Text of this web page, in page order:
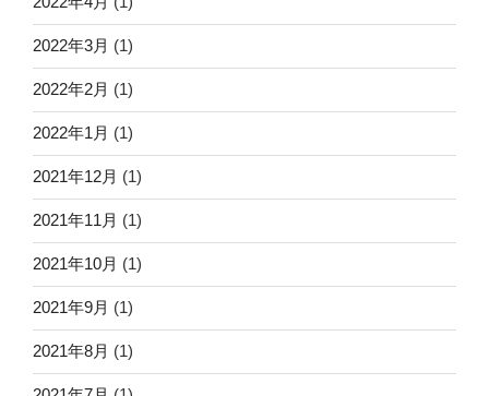
2022年3月 (1)
2022年2月 (1)
2022年1月 (1)
2021年12月 (1)
2021年11月 (1)
2021年10月 (1)
2021年9月 (1)
2021年8月 (1)